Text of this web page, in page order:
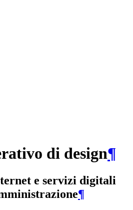
di design¶
e servizi digitali
¶